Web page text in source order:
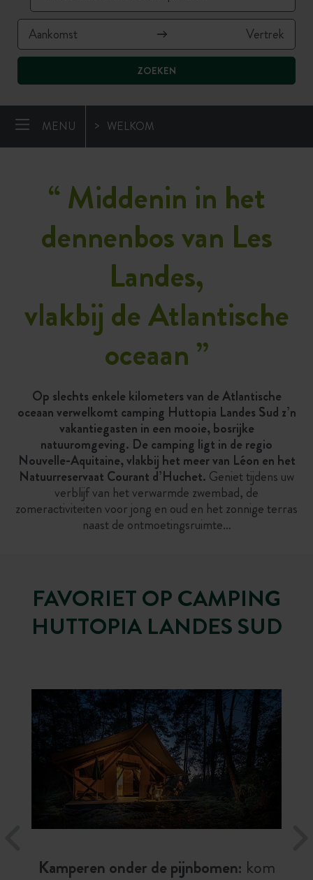
ZOEKEN
MENU WELKOM
“ Middenin in het
dennenbos van Les
Landes,
vlakbij de Atlantische
oceaan ”
Op slechts enkele kilometers van de Atlantische
oceaan verwelkomt camping Huttopia Landes Sud z’n
vakantiegasten in een mooie, bosrijke
natuuromgeving. De camping ligt in de regio
Nouvelle-Aquitaine, vlakbij het meer van Léon en het
Natuurreservaat Courant d’Huchet. Geniet tijdens uw
verblijf van het verwarmde zwembad, de
zomeractiviteiten voor jong en oud en het zonnige terras
naast de ontmoetingsruimte…
FAVORIET OP CAMPING
HUTTOPIA LANDES SUD
Kamperen onder de pijnbomen: kom